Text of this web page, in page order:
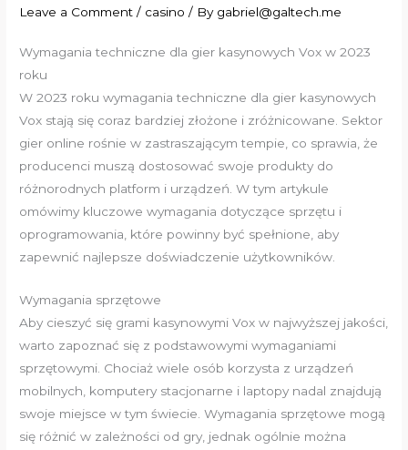
Leave a Comment / casino / By gabriel@galtech.me
Wymagania techniczne dla gier kasynowych Vox w 2023
roku
W 2023 roku wymagania techniczne dla gier kasynowych
Vox stają się coraz bardziej złożone i zróżnicowane. Sektor
gier online rośnie w zastraszającym tempie, co sprawia, że
producenci muszą dostosować swoje produkty do
różnorodnych platform i urządzeń. W tym artykule
omówimy kluczowe wymagania dotyczące sprzętu i
oprogramowania, które powinny być spełnione, aby
zapewnić najlepsze doświadczenie użytkowników.
Wymagania sprzętowe
Aby cieszyć się grami kasynowymi Vox w najwyższej jakości,
warto zapoznać się z podstawowymi wymaganiami
sprzętowymi. Chociaż wiele osób korzysta z urządzeń
mobilnych, komputery stacjonarne i laptopy nadal znajdują
swoje miejsce w tym świecie. Wymagania sprzętowe mogą
się różnić w zależności od gry, jednak ogólnie można